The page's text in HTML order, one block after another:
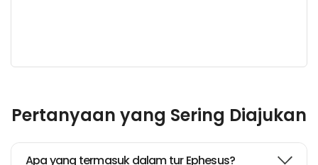
Pertanyaan yang Sering Diajukan
Apa yang termasuk dalam tur Ephesus?